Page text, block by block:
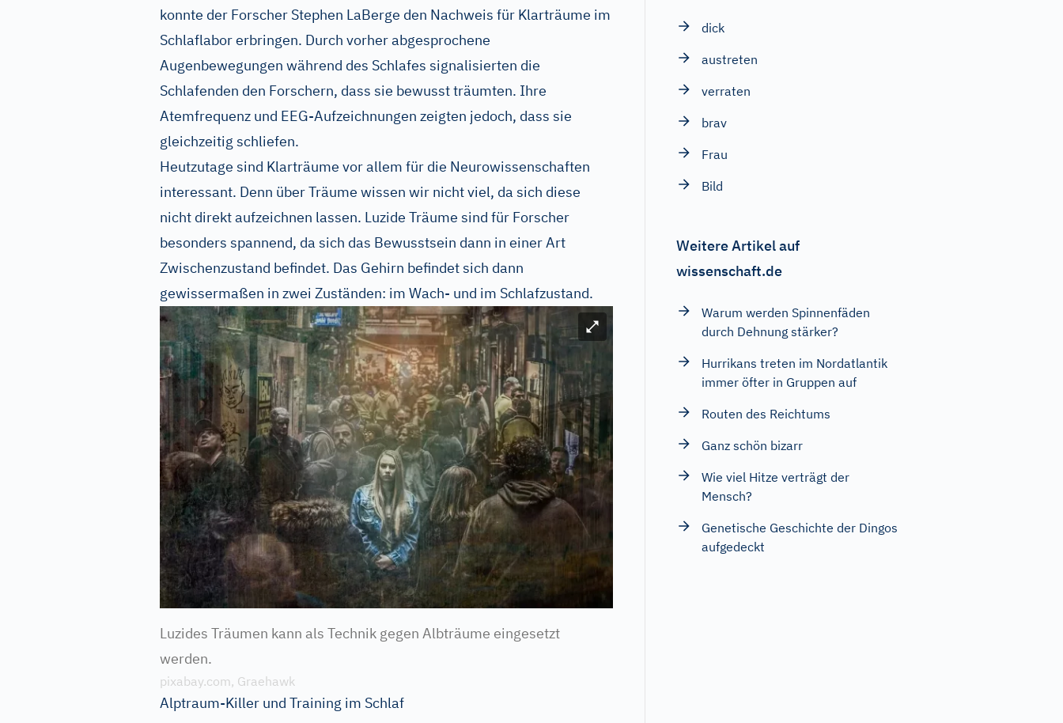
konnte der Forscher Stephen LaBerge den Nachweis für Klarträume im
Schlaflabor erbringen. Durch vorher abgesprochene
Augenbewegungen während des Schlafes signalisierten die
Schlafenden den Forschern, dass sie bewusst träumten. Ihre
Atemfrequenz und EEG-Aufzeichnungen zeigten jedoch, dass sie
gleichzeitig schliefen.
Heutzutage sind Klarträume vor allem für die Neurowissenschaften
interessant. Denn über Träume wissen wir nicht viel, da sich diese
nicht direkt aufzeichnen lassen. Luzide Träume sind für Forscher
besonders spannend, da sich das Bewusstsein dann in einer Art
Zwischenzustand befindet. Das Gehirn befindet sich dann
gewissermaßen in zwei Zuständen: im Wach- und im Schlafzustand.
Bild vergrößern
Luzides Träumen kann als Technik gegen Albträume eingesetzt
werden.
pixabay.com, Graehawk
Alptraum-Killer und Training im Schlaf
dick
austreten
verraten
brav
Frau
Bild
Weitere Artikel auf
wissenschaft.de
Warum werden Spinnenfäden
durch Dehnung stärker?
Hurrikans treten im Nordatlantik
immer öfter in Gruppen auf
Routen des Reichtums
Ganz schön bizarr
Wie viel Hitze verträgt der
Mensch?
Genetische Geschichte der Dingos
aufgedeckt